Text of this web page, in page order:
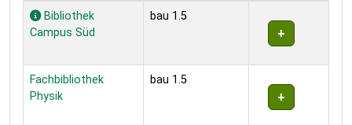
Holdings
Bibliothek
Campus Süd
bau 1.5
Fachbibliothek
Physik
bau 1.5